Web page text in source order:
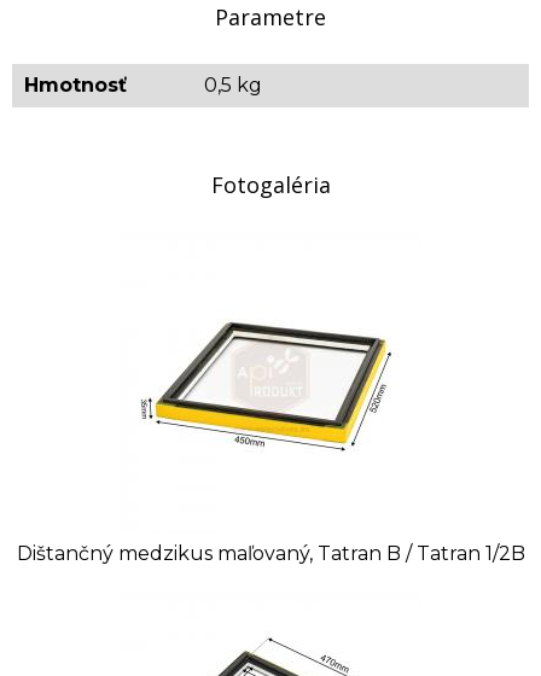
Parametre
Hmotnosť 0,5 kg
Fotogaléria
Dištančný medzikus maľovaný, Tatran B / Tatran 1/2B